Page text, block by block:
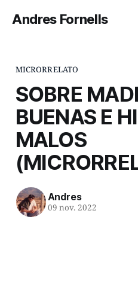
Andres Fornells
MICRORRELATO
SOBRE
BUENAS E
MALOS
Andres
09 nov. 2022